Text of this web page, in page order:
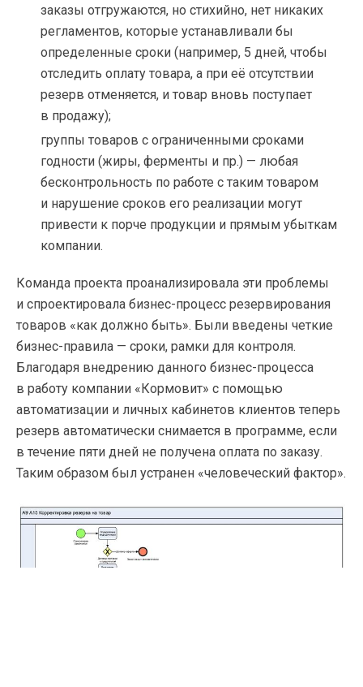
заказы отгружаются, но стихийно, нет никаких
регламентов, которые устанавливали бы
определенные сроки (например, 5 дней, чтобы
отследить оплату товара, а при её отсутствии
резерв отменяется, и товар вновь поступает
в продажу);
группы товаров с ограниченными сроками
годности (жиры, ферменты и пр.) — любая
бесконтрольность по работе с таким товаром
и нарушение сроков его реализации могут
привести к порче продукции и прямым убыткам
компании.
Команда проекта проанализировала эти проблемы
и спроектировала бизнес-процесс резервирования
товаров «как должно быть». Были введены четкие
бизнес-правила — сроки, рамки для контроля.
Благодаря внедрению данного бизнес-процесса
в работу компании «Кормовит» с помощью
автоматизации и личных кабинетов клиентов теперь
резерв автоматически снимается в программе, если
в течение пяти дней не получена оплата по заказу.
Таким образом был устранен «человеческий фактор».